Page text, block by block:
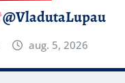
@VladutaLupau
aug. 5, 2026